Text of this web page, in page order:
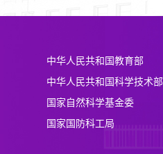
中华人民共和国教育部
中华人民共和国科学技术部
国家自然科学基金委
国家国防科工局